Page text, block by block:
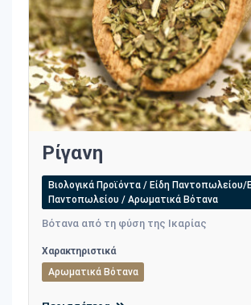
Ρίγανη
Βιολογικά Προϊόντα / Είδη Παντοπωλείου/
Παντοπωλείου / Αρωματικά Βότανα
Βότανα από τη φύση της Ικαρίας
Χαρακτηριστικά
Αρωματικά Βότανα